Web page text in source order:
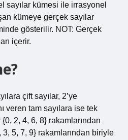
sayılar kümesi ile irrasyonel
kümeye gerçek sayılar
gösterilir. NOT: Gerçek
içerir.
çift sayılar, 2’ye
veren tam sayılara ise tek
2, 4, 6, 8} rakamlarından
3, 5, 7, 9} rakamlarından biriyle